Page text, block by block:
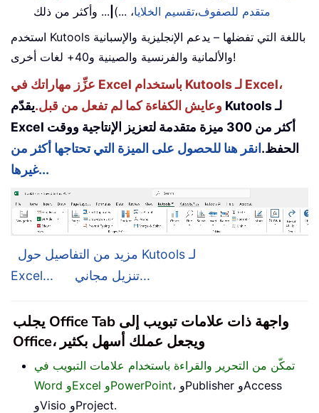
متقدم للصفوف،تقسيم الخلايا، ...) ... وأكثر من ذلك
استخدم Kutools باللغة التي تفضلها – يدعم الإنجليزية والإسبانية
والألمانية والفرنسية والصينية و40+ لغات أخرى!
عزِّز مهاراتك في Excel باستخدام Kutools لـ Excel،
وعايش الكفاءة كما لم تفعل من قبل.يقدّم Kutools لـ
Excel أكثر من 300 ميزة متقدمة لتعزيز الإنتاجية ووقت
الحفظ. انقر هنا للحصول على الميزة التي تحتاجها أكثر من
غيرها...
مزيد من التفاصيل حول Kutools لـ
Excel...
تنزيل مجاني...
يجلب Office Tab واجهة ذات علامات تبويب إلى
Office، ويجعل عملك أسهل بكثير
تمكّن من التحرير والقراءة باستخدام علامات التبويب في
Word وExcel وPowerPoint، وPublisher وAccess
وVisio وProject.